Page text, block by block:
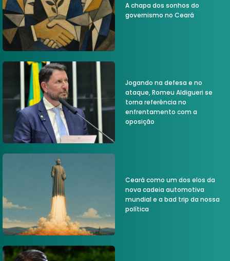
A chapa dos sonhos do
governismo no Ceará
Jogando na defesa e no
ataque, Romeu Aldigueri se
torna referência no
enfrentamento com a
oposição
Ceará como um dos elos da
nova cadeia automotiva
mundial e a bad trip da nossa
política